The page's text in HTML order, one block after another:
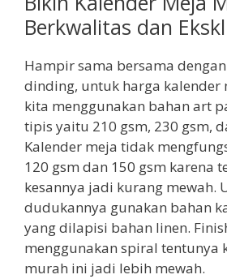
Berkwalitas dan
Hampir sama bersama
dinding, untuk harga kalender
kita menggunakan bahan art
tipis yaitu 210 gsm, 230 gsm,
Kalender meja tidak
120 gsm dan 150 gsm karena
kesannya jadi kurang mewah.
dudukannya gunakan bahan
yang dilapisi bahan linen.
menggunakan spiral tentunya
murah ini jadi lebih mewah.